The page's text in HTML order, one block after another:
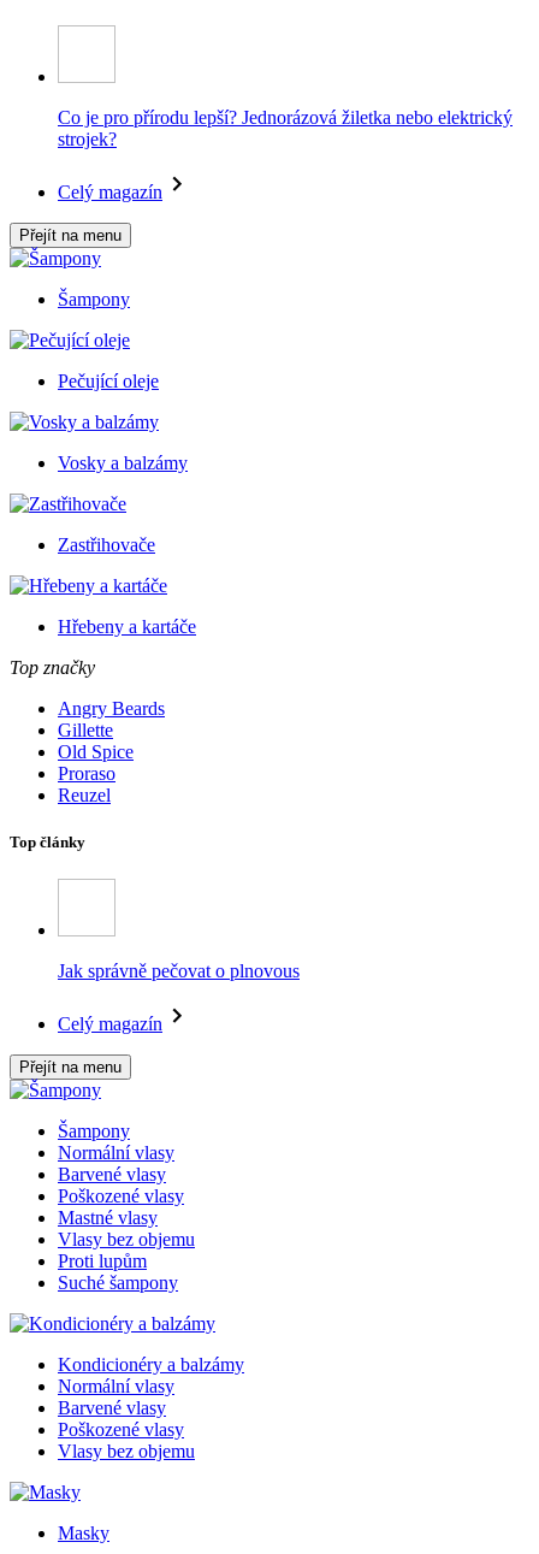
Co je pro přírodu lepší? Jednorázová žiletka nebo elektrický
strojek?
Celý magazín
Přejít na menu
Šampony
Pečující oleje
Vosky a balzámy
Zastřihovače
Hřebeny a kartáče
Top značky
Angry Beards
Gillette
Old Spice
Proraso
Reuzel
Top články
Jak správně pečovat o plnovous
Celý magazín
Přejít na menu
Šampony
Normální vlasy
Barvené vlasy
Poškozené vlasy
Mastné vlasy
Vlasy bez objemu
Proti lupům
Suché šampony
Kondicionéry a balzámy
Normální vlasy
Barvené vlasy
Poškozené vlasy
Vlasy bez objemu
Masky